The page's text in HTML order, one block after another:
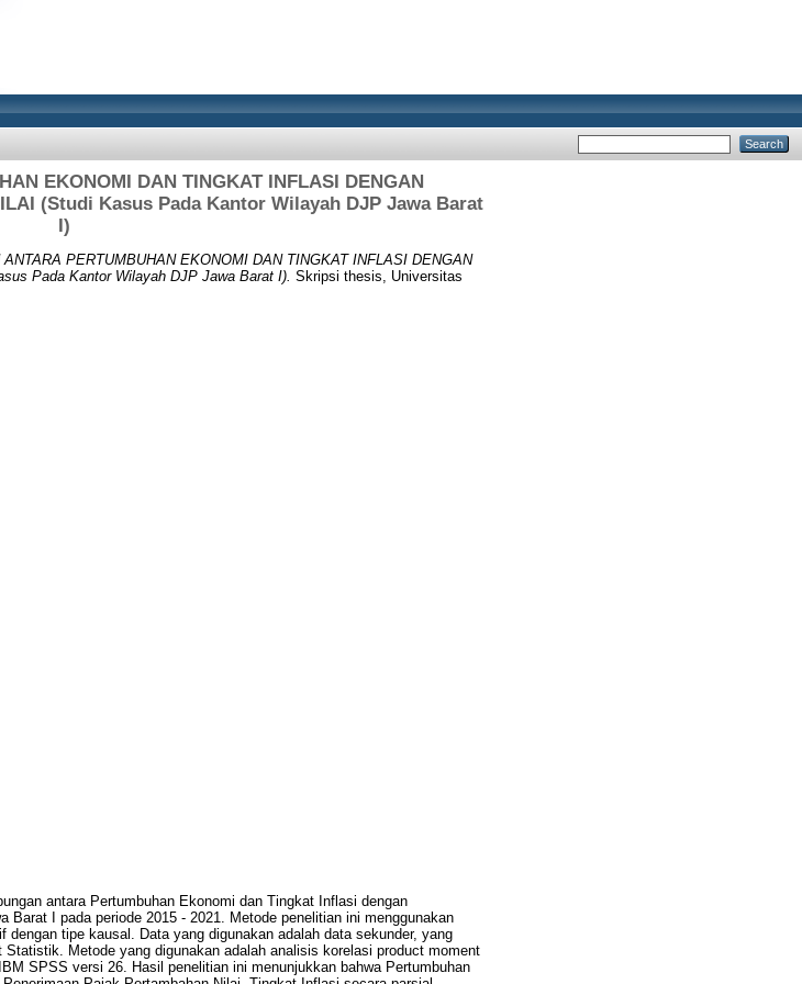
EKONOMI DAN TINGKAT INFLASI DENGAN
(Studi Kasus Pada Kantor Wilayah DJP Jawa Barat
I)
ANTARA PERTUMBUHAN EKONOMI DAN TINGKAT INFLASI DENGAN
Pada Kantor Wilayah DJP Jawa Barat I). Skripsi thesis, Universitas
antara Pertumbuhan Ekonomi dan Tingkat Inflasi dengan
Barat I pada periode 2015 - 2021. Metode penelitian ini menggunakan
tipe kausal. Data yang digunakan adalah data sekunder, yang
Metode yang digunakan adalah analisis korelasi product moment
SPSS versi 26. Hasil penelitian ini menunjukkan bahwa Pertumbuhan